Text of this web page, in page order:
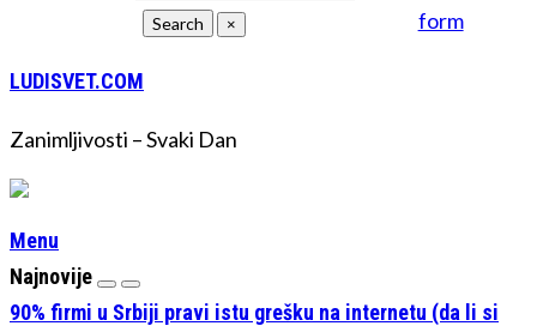
Search ×
form
LUDISVET.COM
Zanimljivosti – Svaki Dan
Menu
Najnovije
90% firmi u Srbiji pravi istu grešku na internetu (da li si